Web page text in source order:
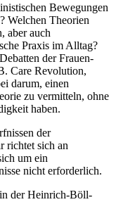
Bewegungen
Welchen Theorien
aber auch
Praxis im Alltag?
der Frauen-
Care Revolution,
darum, einen
zu vermitteln, ohne
haben.
der
richtet sich an
um ein
nicht erforderlich.
der Heinrich-Böll-